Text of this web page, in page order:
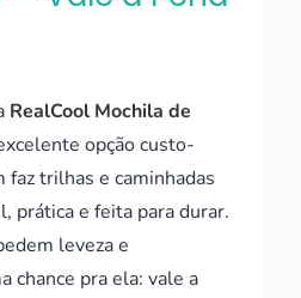
RealCool Mochila de
opção custo-
faz trilhas e caminhadas
prática e feita para durar.
leveza e
chance pra ela: vale a